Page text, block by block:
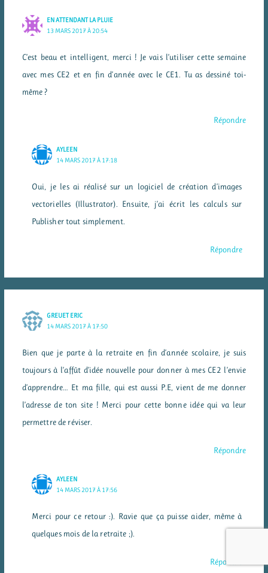
EN ATTENDANT LA PLUIE
13 MARS 2017 À 20:54
C’est beau et intelligent, merci ! Je vais l’utiliser cette semaine
avec mes CE2 et en fin d’année avec le CE1. Tu as dessiné toi-
même ?
Répondre
AYLEEN
14 MARS 2017 À 17:18
Oui, je les ai réalisé sur un logiciel de création d’images
vectorielles (Illustrator). Ensuite, j’ai écrit les calculs sur
Publisher tout simplement.
Répondre
GREUET ERIC
14 MARS 2017 À 17:50
Bien que je parte à la retraite en fin d’année scolaire, je suis
toujours à l’affût d’idée nouvelle pour donner à mes CE2 l’envie
d’apprendre… Et ma fille, qui est aussi P.E, vient de me donner
l’adresse de ton site ! Merci pour cette bonne idée qui va leur
permettre de réviser.
Répondre
AYLEEN
14 MARS 2017 À 17:56
Merci pour ce retour :). Ravie que ça puisse aider, même à
quelques mois de la retraite ;).
Répondre